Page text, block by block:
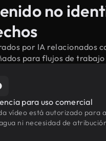
no
por IA relacionados
para flujos de
para uso comercial
vídeo está autorizado para
ni necesidad de